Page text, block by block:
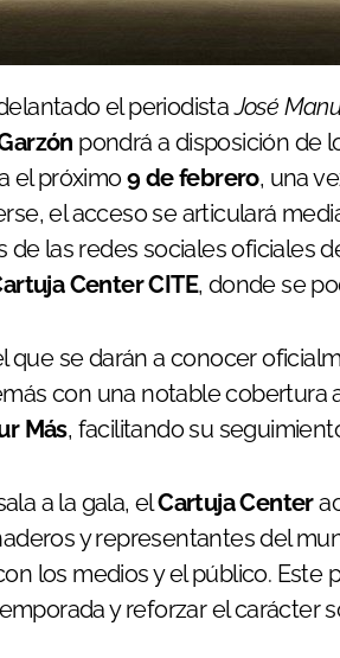
el periodistaJosé
pondrá a disposición de
el próximo9 de febrero, una
el acceso se articulará
de las redes sociales oficiales
Center CITE, donde se
que se darán a conocer
con una notable cobertura
Más, facilitando su
a la gala, elCartuja Center
y representantes del
los medios y el público. Este
y reforzar el carácter